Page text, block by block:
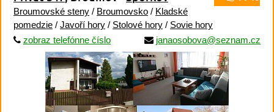
Broumovské steny / Broumovsko / Kladské
pomedzie / Javoří hory / Stolové hory / Sovie hory
zobraz telefónne číslo
janaosobova@seznam.cz